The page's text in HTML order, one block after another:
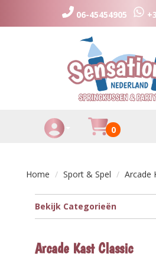
06-45454905
Toggle Account dropdown
Huurmandje
0
Home Sport & Spel Arcade
Bekijk Categorieën
Arcade Kast Classic